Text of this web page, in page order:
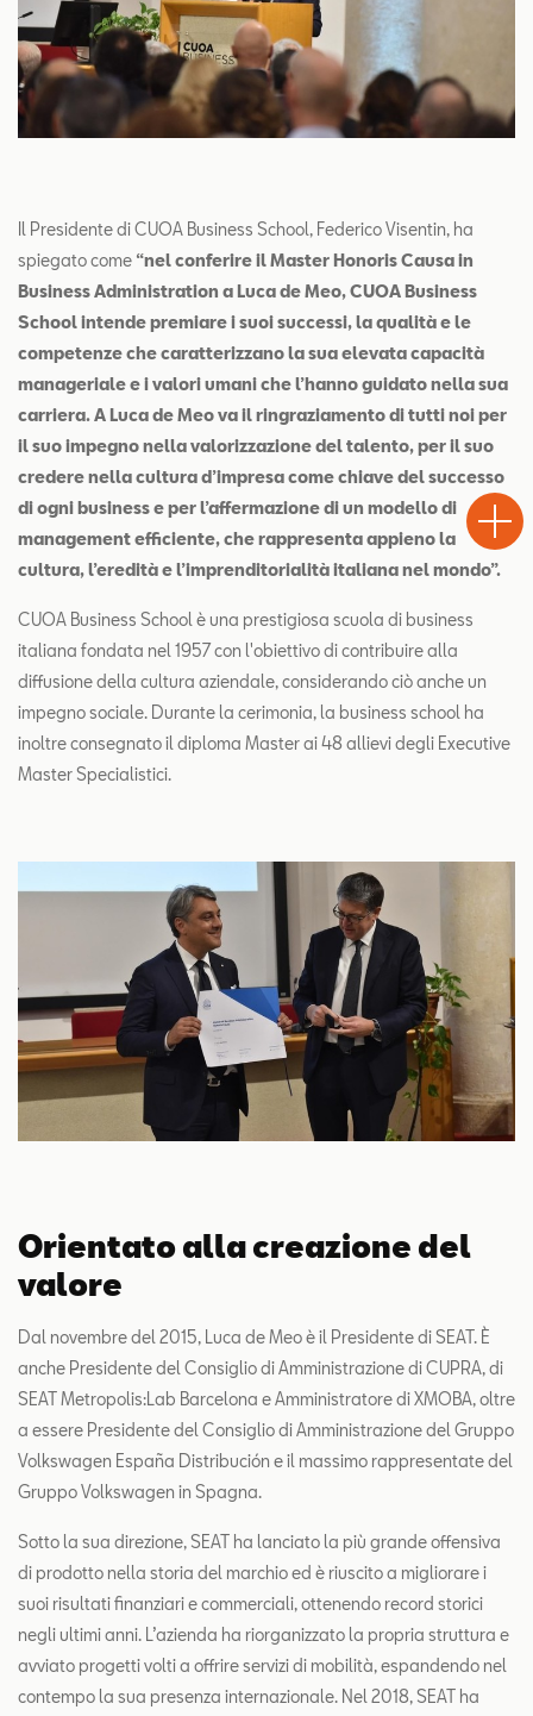
Il Presidente di CUOA Business School, Federico Visentin, ha
spiegato come “nel conferire il Master Honoris Causa in
Business Administration a Luca de Meo, CUOA Business
School intende premiare i suoi successi, la qualità e le
competenze che caratterizzano la sua elevata capacità
manageriale e i valori umani che l’hanno guidato nella sua
carriera. A Luca de Meo va il ringraziamento di tutti noi per
il suo impegno nella valorizzazione del talento, per il suo
credere nella cultura d’impresa come chiave del successo
di ogni business e per l’affermazione di un modello di
management efficiente, che rappresenta appieno la
cultura, l’eredità e l’imprenditorialità italiana nel mondo”.
CUOA Business School è una prestigiosa scuola di business
italiana fondata nel 1957 con l'obiettivo di contribuire alla
diffusione della cultura aziendale, considerando ciò anche un
impegno sociale. Durante la cerimonia, la business school ha
inoltre consegnato il diploma Master ai 48 allievi degli Executive
Master Specialistici.
Orientato alla creazione del
valore
Dal novembre del 2015, Luca de Meo è il Presidente di SEAT. È
anche Presidente del Consiglio di Amministrazione di CUPRA, di
SEAT Metropolis:Lab Barcelona e Amministratore di XMOBA, oltre
a essere Presidente del Consiglio di Amministrazione del Gruppo
Volkswagen España Distribución e il massimo rappresentate del
Gruppo Volkswagen in Spagna.
Sotto la sua direzione, SEAT ha lanciato la più grande offensiva
di prodotto nella storia del marchio ed è riuscito a migliorare i
suoi risultati finanziari e commerciali, ottenendo record storici
negli ultimi anni. L’azienda ha riorganizzato la propria struttura e
avviato progetti volti a offrire servizi di mobilità, espandendo nel
contempo la sua presenza internazionale. Nel 2018, SEAT ha
Test
Drive
Chiama